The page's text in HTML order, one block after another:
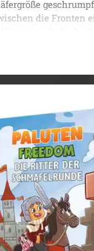
die Fronten
womöglich ein
und Puzzeln.